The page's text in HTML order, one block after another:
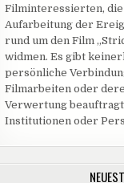
Filminteressierten,
Aufarbeitung der
rund um den Film
widmen. Es gibt
persönliche
Filmarbeiten oder
Verwertung
Institutionen oder